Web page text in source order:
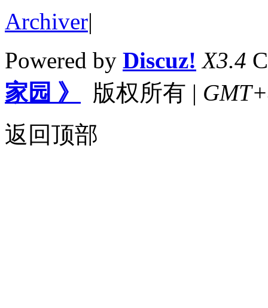
Archiver|
Powered by Discuz! X3.4
家园 》
版权所有 |
返回顶部